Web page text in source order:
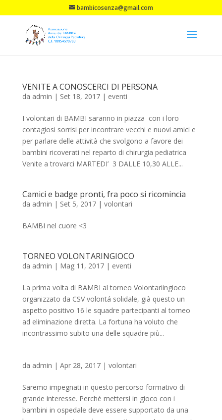
bambicosenza@gmail.com
VENITE A CONOSCERCI DI PERSONA
da admin | Set 18, 2017| eventi
I volontari di BAMBI saranno in piazza con i loro
contagiosi sorrisi per incontrare vecchi e nuovi amici e
per parlare delle attività che svolgono a favore dei
bambini ricoverati nel reparto di chirurgia pediatrica
Venite a trovarci MARTEDI’ 3 DALLE 10,30 ALLE...
Camici e badge pronti, fra poco si ricomincia
da admin | Set 5, 2017| volontari
BAMBI nel cuore <3
TORNEO VOLONTARINGIOCO
da admin | Mag 11, 2017| eventi
La prima volta di BAMBI al torneo Volontariingioco
organizzato da CSV volontá solidale, già questo un
aspetto positivo 16 le squadre partecipanti al torneo
ad eliminazione diretta. La fortuna ha voluto che
incontrassimo subito una delle squadre più...
da admin | Apr 28, 2017| volontari
Saremo impegnati in questo percorso formativo di
grande interesse. Perché mettersi in gioco con i
bambini in ospedale deve essere supportato da una